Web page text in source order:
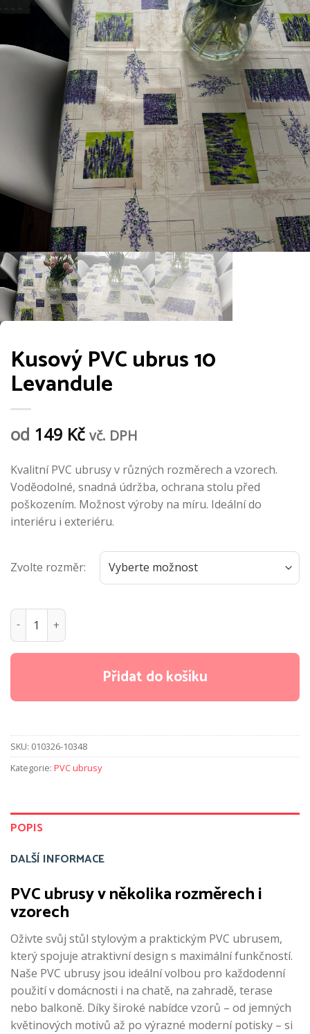
Kusový PVC ubrus 10
Levandule
od 149 Kč vč. DPH
Kvalitní PVC ubrusy v různých rozměrech a vzorech.
Voděodolné, snadná údržba, ochrana stolu před
poškozením. Možnost výroby na míru. Ideální do
interiéru i exteriéru.
Zvolte rozměr:
Kusový PVC ubrus 10 Levandule množství
Přidat do košíku
SKU: 010326-10348
Kategorie: PVC ubrusy
POPIS
DALŠÍ INFORMACE
PVC ubrusy v několika rozměrech i
vzorech
Oživte svůj stůl stylovým a praktickým PVC ubrusem,
který spojuje atraktivní design s maximální funkčností.
Naše PVC ubrusy jsou ideální volbou pro každodenní
použití v domácnosti i na chatě, na zahradě, terase
nebo balkoně. Díky široké nabídce vzorů – od jemných
květinových motivů až po výrazné moderní potisky – si